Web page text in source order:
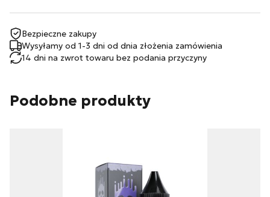
Wyrażam zgodę na przetwarzanie moich danych
osobowych w związku z udzieleniem odpowiedzi na
zapytanie wysłane przez formularz kontaktowy, tj.
przygotowanie dla mnie
Bezpieczne zakupy
Wysyłamy od 1-3 dni od dnia złożenia zamówienia
14 dni na zwrot towaru bez podania przyczyny
Podobne produkty